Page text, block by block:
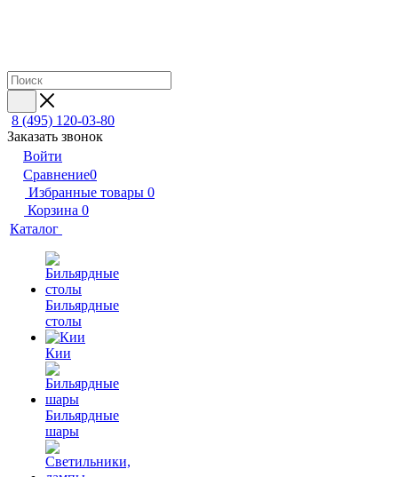
8 (495) 120-03-80
Заказать звонок
Войти
Сравнение0
Избранные товары 0
Корзина 0
Каталог
Бильярдные
столы
Кии
Бильярдные
шары